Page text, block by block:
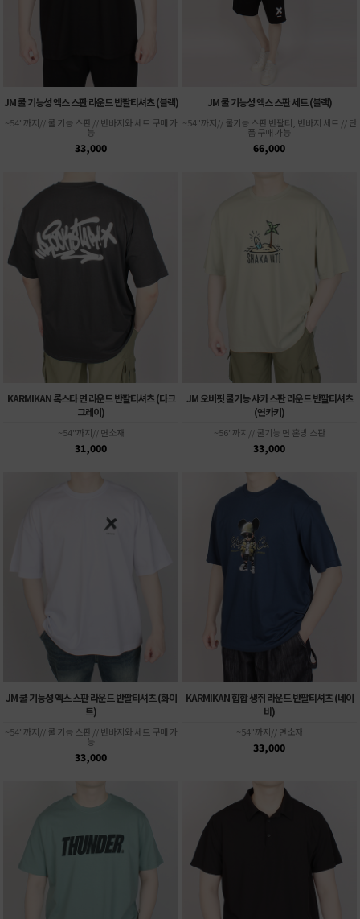
JM 쿨 기능성 엑스 스판 라운드 반팔티셔츠 (블랙)
~54"까지// 쿨 기능 스판 // 반바지와 세트 구매 가
능
33,000
JM 쿨 기능성 엑스 스판 세트 (블랙)
~54"까지// 쿨기능 스판 반팔티, 반바지 세트 // 단
품 구매 가능
66,000
KARMIKAN 록스타 면 라운드 반팔티셔츠 (다크
그레이)
~54"까지// 면소재
31,000
JM 오버핏 쿨기능 샤카 스판 라운드 반팔티셔츠
(연카키)
~56"까지// 쿨기능 면 혼방 스판
33,000
JM 쿨 기능성 엑스 스판 라운드 반팔티셔츠 (화이
트)
~54"까지// 쿨 기능 스판 // 반바지와 세트 구매 가
능
33,000
KARMIKAN 힙합 생쥐 라운드 반팔티셔츠 (네이
비)
~54"까지// 면소재
33,000